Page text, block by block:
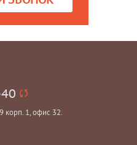
корп. 1, офис 32.